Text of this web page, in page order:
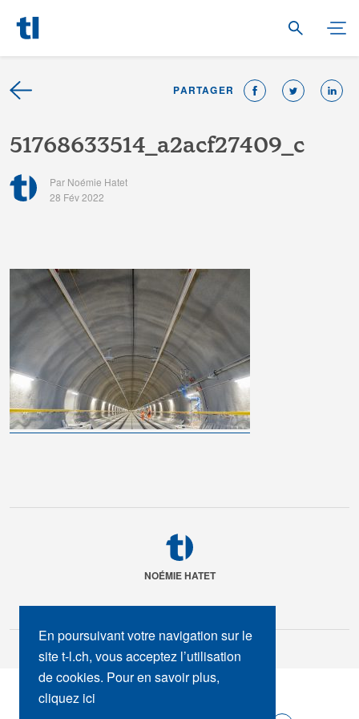
PARTAGER
51768633514 a2acf27409 c
Par Noémie Hatet
28 Fév 2022
NOÉMIE HATET
En poursuivant votre navigation sur le
site t-l.ch, vous acceptez l’utilisation
de cookies. Pour en savoir plus,
cliquez ici